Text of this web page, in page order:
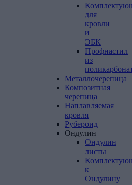
для
кровли
и
ЭБК
Профнастил
из
Металлочерепица
Композитная
черепица
Наплавляемая
кровля
Рубероид
Ондулин
Ондулин
листы
к
Ондулину